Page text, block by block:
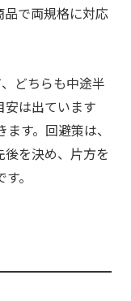
品で両規格に対応
どちらも中途半
安は出ています
す。回避策は、
を決め、片方を
。